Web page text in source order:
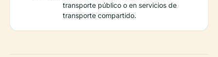
transporte público o en servicios de
transporte compartido.